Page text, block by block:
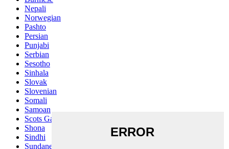
Nepali
Norwegian
Pashto
Persian
Punjabi
Serbian
Sesotho
Sinhala
Slovak
Slovenian
Somali
Samoan
Scots Gaelic
Shona
Sindhi
Sundanese